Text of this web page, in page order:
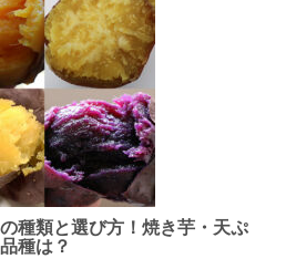
種類と選び方！焼き芋・天ぷ
種は？